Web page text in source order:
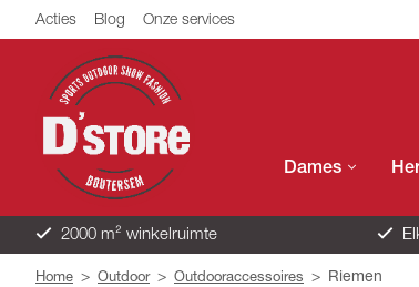
Acties Blog Onze services
Dames
2000 m² winkelruimte
Home > Outdoor > Outdooraccessoires > Riemen